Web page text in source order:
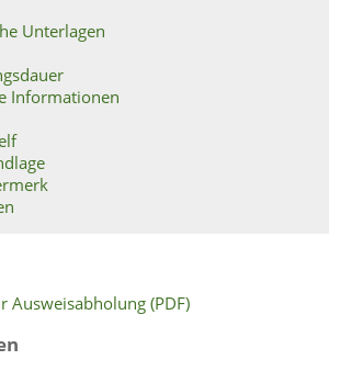
Unterlagen
Informationen
Ausweisabholung (PDF)